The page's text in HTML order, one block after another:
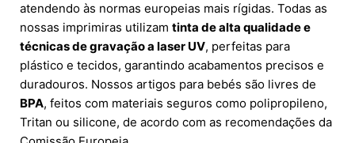
atendendo às normas europeias mais rígidas. Todas as
nossas imprimiras utilizam tinta de alta qualidade e
técnicas de gravação a laser UV, perfeitas para
plástico e tecidos, garantindo acabamentos precisos e
duradouros. Nossos artigos para bebés são livres de
BPA, feitos com materiais seguros como polipropileno,
Tritan ou silicone, de acordo com as recomendações da